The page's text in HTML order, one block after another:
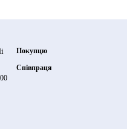
Покупцю
Співпраця